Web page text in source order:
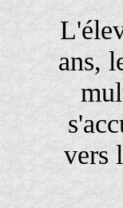
ans,
vers